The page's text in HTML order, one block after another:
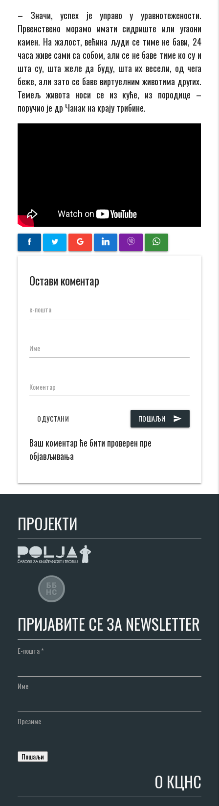
– Значи, успех је управо у уравнотежености.
Првенствено морамо имати сидриште или угаони
камен. На жалост, већина људи се тиме не бави, 24
часа живе сами са собом, али се не баве тиме ко су и
шта су, шта желе да буду, шта их весели, од чега
беже, али зато се баве виртуелним животима других.
Темељ живота носи се из куће, из породице –
поручио је др Чанак на крају трибине.
Остави коментар
е-пошта
Име
Коментар
ПОШАЉИ send
ОДУСТАНИ
Ваш коментар ће бити проверен пре
објављивања
ПРОЈЕКТИ
ПРИЈАВИТЕ СЕ ЗА NEWSLETTER
Е-пошта*
Име
Презиме
О КЦНС